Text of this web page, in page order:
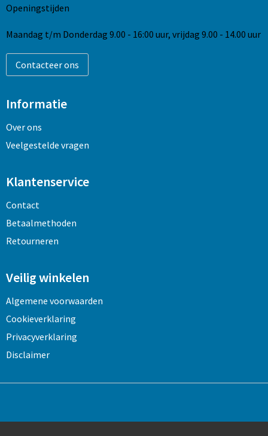
Openingstijden
Maandag t/m Donderdag 9.00 - 16:00 uur, vrijdag 9.00 - 14.00 uur
Contacteer ons
Informatie
Over ons
Veelgestelde vragen
Klantenservice
Contact
Betaalmethoden
Retourneren
Veilig winkelen
Algemene voorwaarden
Cookieverklaring
Privacyverklaring
Disclaimer